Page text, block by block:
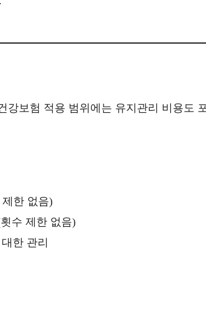
강보험 적용 범위에는 유지관리 비용도
한 없음)
수 제한 없음)
한 관리